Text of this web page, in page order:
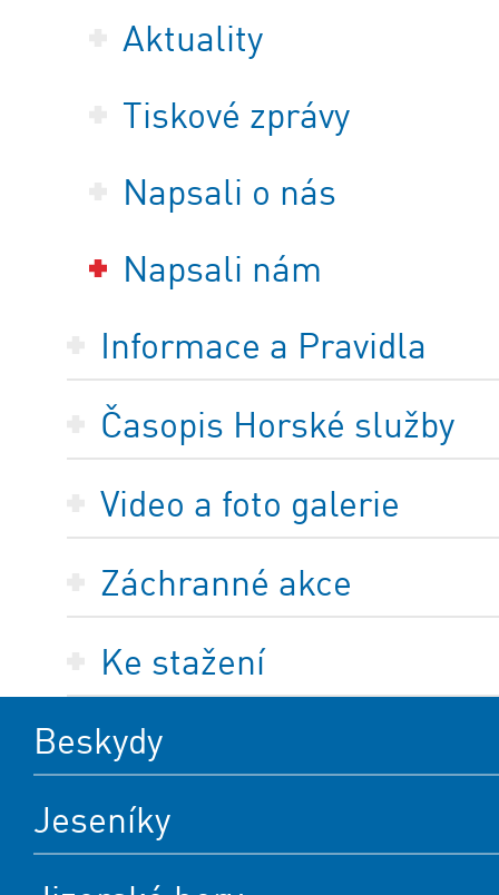
Aktuality
Tiskové zprávy
Napsali o nás
Napsali nám
Informace a Pravidla
Časopis Horské služby
Video a foto galerie
Záchranné akce
Ke stažení
Beskydy
Jeseníky